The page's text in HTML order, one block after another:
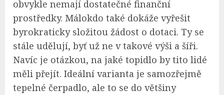
obvykle nemají dostatečné finanční
prostředky. Málokdo také dokáže vyřešit
byrokraticky složitou žádost o dotaci. Ty se
stále udělují, byť už ne v takové výši a šíři.
Navíc je otázkou, na jaké topidlo by tito lidé
měli přejít. Ideální varianta je samozřejmě
tepelné čerpadlo, ale to se do většiny